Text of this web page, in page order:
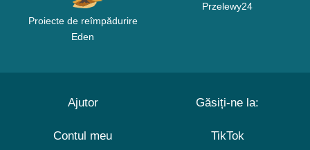
Proiecte de reîmpădurire
Eden
Przelewy24
Ajutor
Contul meu
Găsiți-ne la:
TikTok